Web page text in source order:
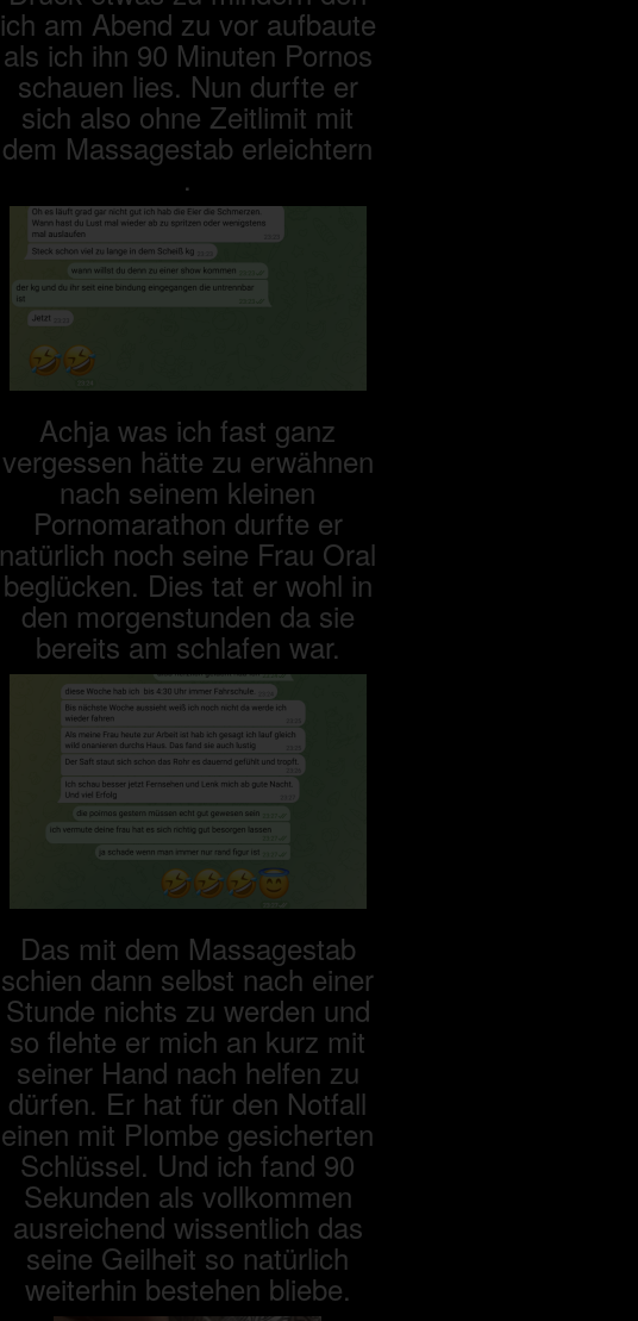
ich am Abend zu vor aufbaute
als ich ihn 90 Minuten Pornos
schauen lies. Nun durfte er
sich also ohne Zeitlimit mit
dem Massagestab erleichtern
.
Achja was ich fast ganz
vergessen hätte zu erwähnen
nach seinem kleinen
Pornomarathon durfte er
natürlich noch seine Frau Oral
beglücken. Dies tat er wohl in
den morgenstunden da sie
bereits am schlafen war.
Das mit dem Massagestab
schien dann selbst nach einer
Stunde nichts zu werden und
so flehte er mich an kurz mit
seiner Hand nach helfen zu
dürfen. Er hat für den Notfall
einen mit Plombe gesicherten
Schlüssel. Und ich fand 90
Sekunden als vollkommen
ausreichend wissentlich das
seine Geilheit so natürlich
weiterhin bestehen bliebe.